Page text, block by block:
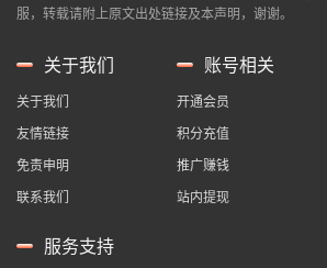
服，转载请附上原文出处链接及本声明，谢谢。
关于我们
关于我们
友情链接
免责申明
联系我们
账号相关
开通会员
积分充值
推广赚钱
站内提现
服务支持